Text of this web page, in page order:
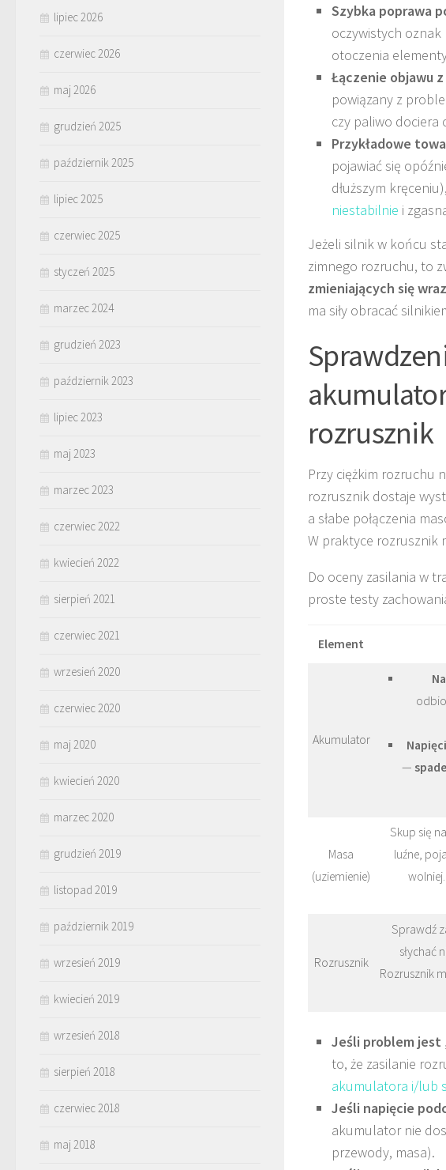
Szybka poprawa
oczywistych
otoczenia elementy
Łączenie objawu
powiązany z
czy paliwo dociera
Przykładowe
pojawiać się
dłuższym
niestabilnie i
Jeżeli silnik w końcu
zimnego rozruchu, to
zmieniających się
ma siły obracać
rozrusznik
Przy ciężkim rozruchu
rozrusznik dostaje
a słabe połączenia
W praktyce rozrusznik
Do oceny zasilania w
proste testy
Element
Akumulator
—
Masa
(uziemienie)
Skup się
luźne,
Rozrusznik
Sprawdź
słychać
Rozrusznik
Jeśli problem jest
to, że zasilanie
akumulatora i/lub
Jeśli napięcie
akumulator nie
przewody, masa).
lipiec 2026
czerwiec 2026
maj 2026
grudzień 2025
październik 2025
lipiec 2025
czerwiec 2025
styczeń 2025
marzec 2024
grudzień 2023
październik 2023
lipiec 2023
maj 2023
marzec 2023
czerwiec 2022
kwiecień 2022
sierpień 2021
czerwiec 2021
wrzesień 2020
czerwiec 2020
maj 2020
kwiecień 2020
marzec 2020
grudzień 2019
listopad 2019
październik 2019
wrzesień 2019
kwiecień 2019
wrzesień 2018
sierpień 2018
czerwiec 2018
maj 2018